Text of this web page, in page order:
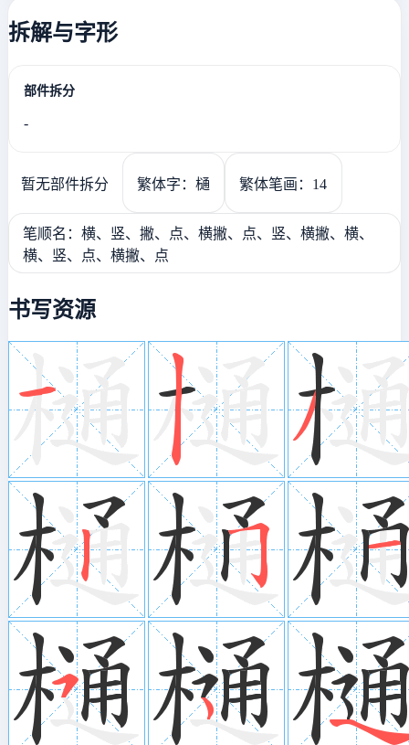
拆解与字形
部件拆分
-
暂无部件拆分 繁体字：樋 繁体笔画：14
笔顺名：横、竖、撇、点、横撇、点、竖、横撇、横、
横、竖、点、横撇、点
书写资源